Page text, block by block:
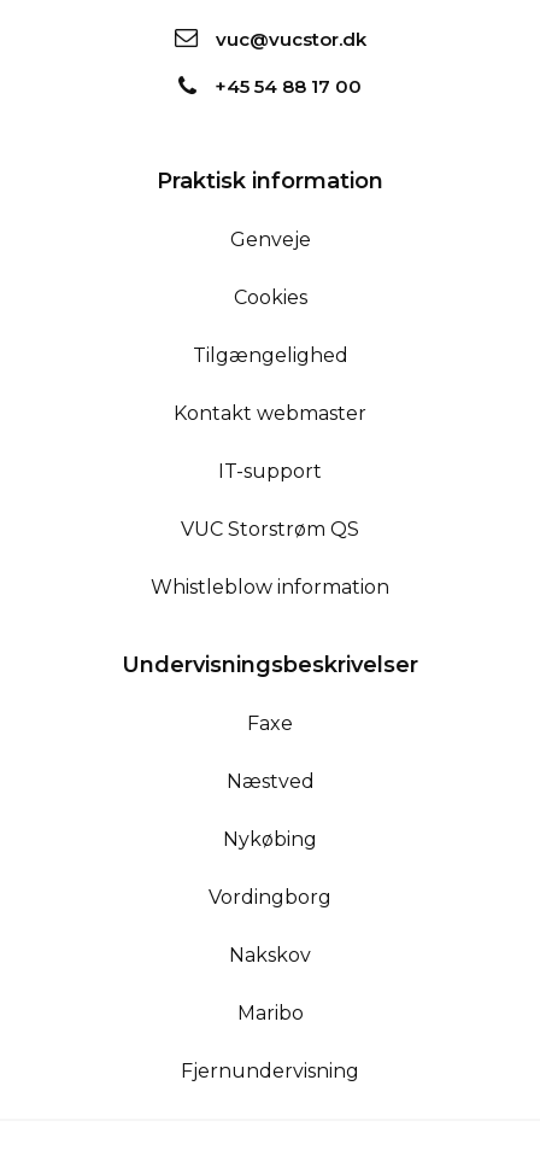
vuc@vucstor.dk
+45 54 88 17 00
Praktisk information
Genveje
Cookies
Tilgængelighed
Kontakt webmaster
IT-support
VUC Storstrøm QS
Whistleblow information
Undervisningsbeskrivelser
Faxe
Næstved
Nykøbing
Vordingborg
Nakskov
Maribo
Fjernundervisning